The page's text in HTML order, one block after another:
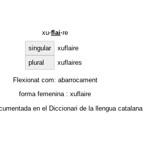
xu·flai·re
singular
xuflaire
plural
xuflaires
Flexionat com: abarrocament
forma femenina : xuflaire
en el Diccionari de la llengua catalana